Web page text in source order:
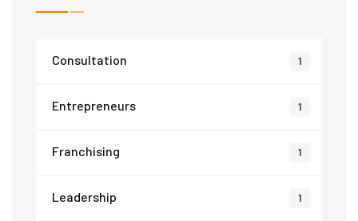
Consultation 1
Entrepreneurs 1
Franchising 1
Leadership 1